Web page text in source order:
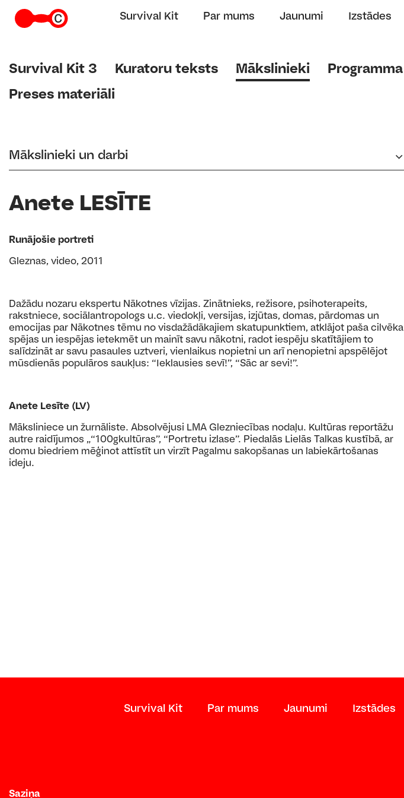
Survival Kit Par mums Jaunumi Izstādes
Survival Kit 3 Kuratoru teksts Mākslinieki Programma
Preses materiāli
Mākslinieki un darbi
Anete LESĪTE
Runājošie portreti
Gleznas, video, 2011
Dažādu nozaru ekspertu Nākotnes vīzijas. Zinātnieks, režisore, psihoterapeits,
rakstniece, sociālantropologs u.c. viedokļi, versijas, izjūtas, domas, pārdomas un
emocijas par Nākotnes tēmu no visdažādākajiem skatupunktiem, atklājot paša cilvēka
spējas un iespējas ietekmēt un mainīt savu nākotni, radot iespēju skatītājiem to
salīdzināt ar savu pasaules uztveri, vienlaikus nopietni un arī nenopietni apspēlējot
mūsdienās populāros saukļus: “Ieklausies sevī!”, “Sāc ar sevi!”.
Anete Lesīte (LV)
Māksliniece un žurnāliste. Absolvējusi LMA Glezniecības nodaļu. Kultūras reportāžu
autre raidījumos „“100gkultūras”, “Portretu izlase”. Piedalās Lielās Talkas kustībā, ar
domu biedriem mēģinot attīstīt un virzīt Pagalmu sakopšanas un labiekārtošanas
ideju.
Survival Kit Par mums Jaunumi Izstādes
Saziņa